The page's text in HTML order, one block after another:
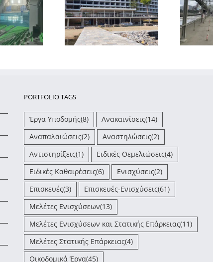
ενός
στη
Χαλκίδα
Αποκαταστάσεις και
ενισχύσεις μεταλλικών
βάθρων γέφυρας
PORTFOLIO TAGS
Έργα Υποδομής(8) Ανακαινίσεις(14)
Αναπαλαιώσεις(2) Αναστηλώσεις(2)
Αντιστηρίξεις(1) Ειδικές Θεμελιώσεις(4)
Ειδικές Καθαιρέσεις(6) Ενισχύσεις(2)
Επισκευές(3) Επισκευές-Ενισχύσεις(61)
Μελέτες Ενισχύσεων(13)
Μελέτες Ενισχύσεων και Στατικής Επάρκειας(11)
Μελέτες Στατικής Επάρκειας(4)
Οικοδομικά Έργα(45)